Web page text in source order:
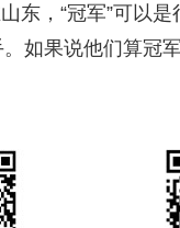
东，“冠军”可以
如果说他们算冠